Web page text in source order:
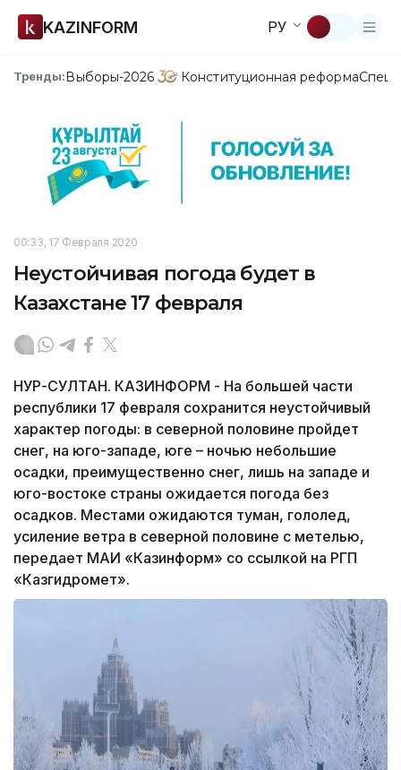
KAZINFORM РУ
Тренды:Выборы-2026 Конституционная реформа
00:33, 17 Февраля 2020
Неустойчивая погода будет в
Казахстане 17 февраля
НУР-СУЛТАН. КАЗИНФОРМ - На большей части
республики 17 февраля сохранится неустойчивый
характер погоды: в северной половине пройдет
снег, на юго-западе, юге – ночью небольшие
осадки, преимущественно снег, лишь на западе и
юго-востоке страны ожидается погода без
осадков. Местами ожидаются туман, гололед,
усиление ветра в северной половине с метелью,
передает МАИ «Казинформ» со ссылкой на РГП
«Казгидромет».